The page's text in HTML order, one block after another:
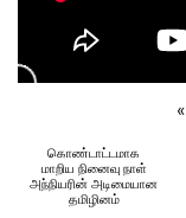
«
கொண்டாட்டமாக
மாறிய நினைவு நாள்
அந்நியரின் அடிமையான
தமிழினம்